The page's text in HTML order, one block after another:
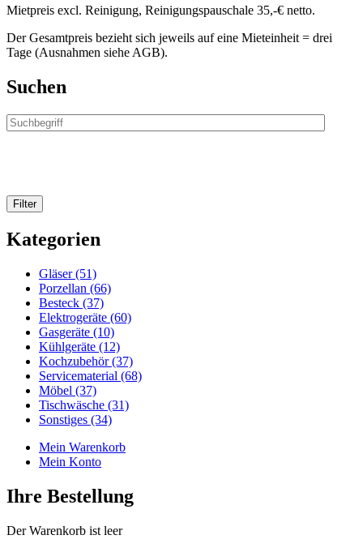
Mietpreis excl. Reinigung, Reinigungspauschale 35,-€ netto.
Der Gesamtpreis bezieht sich jeweils auf eine Mieteinheit = drei
Tage (Ausnahmen siehe AGB).
Suchen
Kategorien
Gläser (51)
Porzellan (66)
Besteck (37)
Elektrogeräte (60)
Gasgeräte (10)
Kühlgeräte (12)
Kochzubehör (37)
Servicematerial (68)
Möbel (37)
Tischwäsche (31)
Sonstiges (34)
Mein Warenkorb
Mein Konto
Ihre Bestellung
Der Warenkorb ist leer